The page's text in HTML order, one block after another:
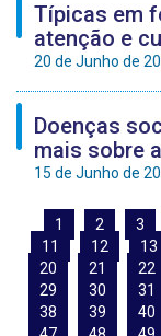
Típicas em
atenção e
20 de Junho de
Doenças
mais sobre
15 de Junho de
1 2 3
11
12 13
20
21 22
29
30 31
38
39 40